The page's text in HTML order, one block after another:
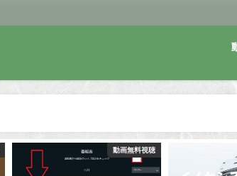
動画無料視聴